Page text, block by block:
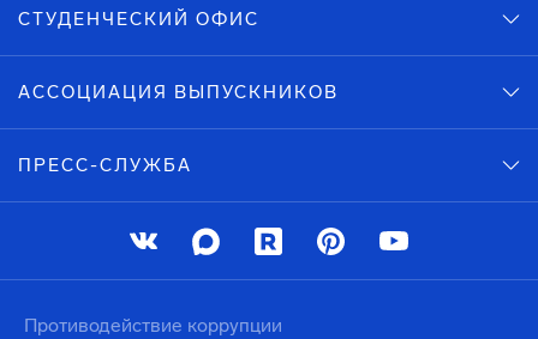
СТУДЕНЧЕСКИЙ ОФИС
АССОЦИАЦИЯ ВЫПУСКНИКОВ
ПРЕСС-СЛУЖБА
Противодействие коррупции